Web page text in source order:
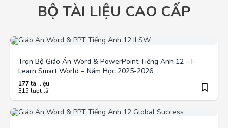
BỘ TÀI LIỆU CAO CẤP
Trọn Bộ Giáo Án Word & PowerPoint Tiếng Anh 12 – I-
Learn Smart World – Năm Học 2025-2026
177tài liệu
315 lượt tải